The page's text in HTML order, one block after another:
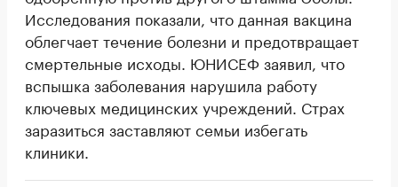
Исследования показали, что данная вакцина
облегчает течение болезни и предотвращает
смертельные исходы. ЮНИСЕФ заявил, что
вспышка заболевания нарушила работу
ключевых медицинских учреждений. Страх
заразиться заставляют семьи избегать
клиники.